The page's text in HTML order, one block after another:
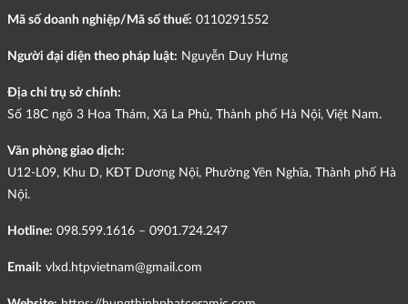
Mã số doanh nghiệp/Mã số thuế: 0110291552
Người đại diện theo pháp luật: Nguyễn Duy Hưng
Địa chỉ trụ sở chính:
Số 18C ngõ 3 Hoa Thám, Xã La Phù, Thành phố Hà Nội, Việt Nam.
Văn phòng giao dịch:
U12-L09, Khu D, KĐT Dương Nội, Phường Yên Nghĩa, Thành phố Hà
Nội.
Hotline: 098.599.1616 – 0901.724.247
Email: vlxd.htpvietnam@gmail.com